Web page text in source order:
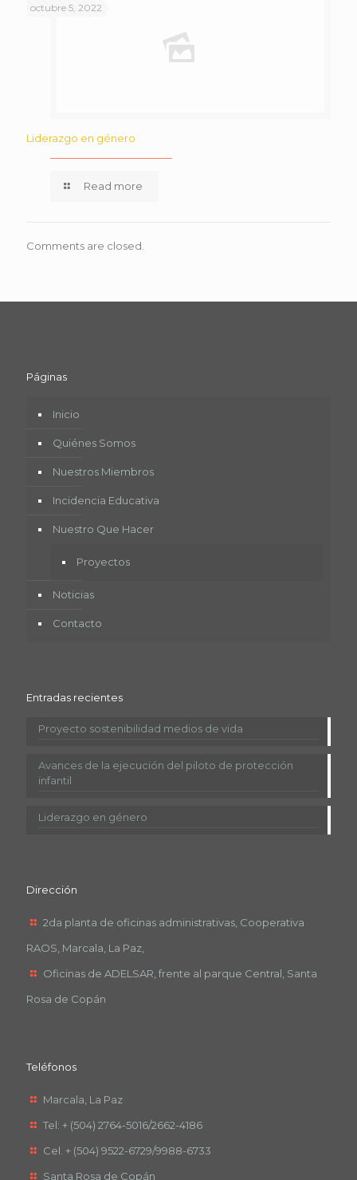
octubre 5, 2022
Liderazgo en género
Read more
Comments are closed.
Páginas
Inicio
Quiénes Somos
Nuestros Miembros
Incidencia Educativa
Nuestro Que Hacer
Proyectos
Noticias
Contacto
Entradas recientes
Proyecto sostenibilidad medios de vida
Avances de la ejecución del piloto de protección
infantil
Liderazgo en género
Dirección
2da planta de oficinas administrativas, Cooperativa
RAOS, Marcala, La Paz,
Oficinas de ADELSAR, frente al parque Central, Santa
Rosa de Copán
Teléfonos
Marcala, La Paz
Tel: + (504) 2764-5016/2662-4186
Cel. + (504) 9522-6729/9988-6733
Santa Rosa de Copán